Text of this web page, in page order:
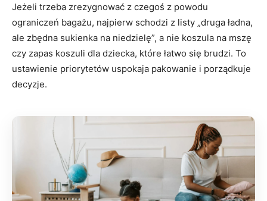
Jeżeli trzeba zrezygnować z czegoś z powodu
ograniczeń bagażu, najpierw schodzi z listy „druga ładna,
ale zbędna sukienka na niedzielę”, a nie koszula na mszę
czy zapas koszuli dla dziecka, które łatwo się brudzi. To
ustawienie priorytetów uspokaja pakowanie i porządkuje
decyzje.